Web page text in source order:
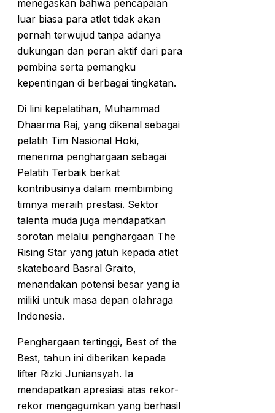
menegaskan bahwa pencapaian
luar biasa para atlet tidak akan
pernah terwujud tanpa adanya
dukungan dan peran aktif dari para
pembina serta pemangku
kepentingan di berbagai tingkatan.
Di lini kepelatihan, Muhammad
Dhaarma Raj, yang dikenal sebagai
pelatih Tim Nasional Hoki,
menerima penghargaan sebagai
Pelatih Terbaik berkat
kontribusinya dalam membimbing
timnya meraih prestasi. Sektor
talenta muda juga mendapatkan
sorotan melalui penghargaan The
Rising Star yang jatuh kepada atlet
skateboard Basral Graito,
menandakan potensi besar yang ia
miliki untuk masa depan olahraga
Indonesia.
Penghargaan tertinggi, Best of the
Best, tahun ini diberikan kepada
lifter Rizki Juniansyah. Ia
mendapatkan apresiasi atas rekor-
rekor mengagumkan yang berhasil